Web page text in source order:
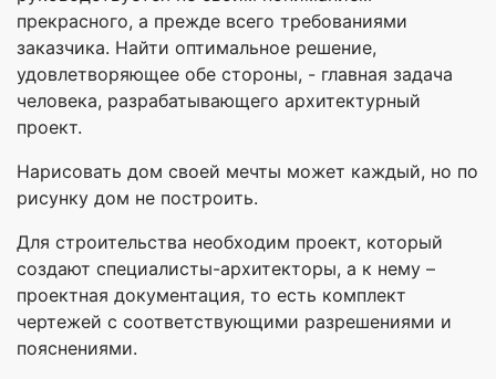
прекрасного, а прежде всего требованиями
заказчика. Найти оптимальное решение,
удовлетворяющее обе стороны, - главная задача
человека, разрабатывающего архитектурный
проект.
Нарисовать дом своей мечты может каждый, но по
рисунку дом не построить.
Для строительства необходим проект, который
создают специалисты-архитекторы, а к нему –
проектная документация, то есть комплект
чертежей с соответствующими разрешениями и
пояснениями.